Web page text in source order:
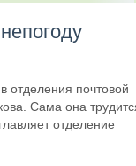
отделения почтовой
Сама она
отделение